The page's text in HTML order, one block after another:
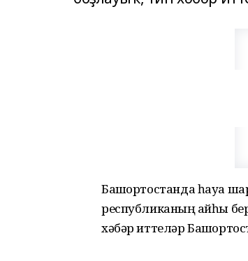
Башҡортостанда һауа
республиканың ҡайһы
хәбәр иттеләр